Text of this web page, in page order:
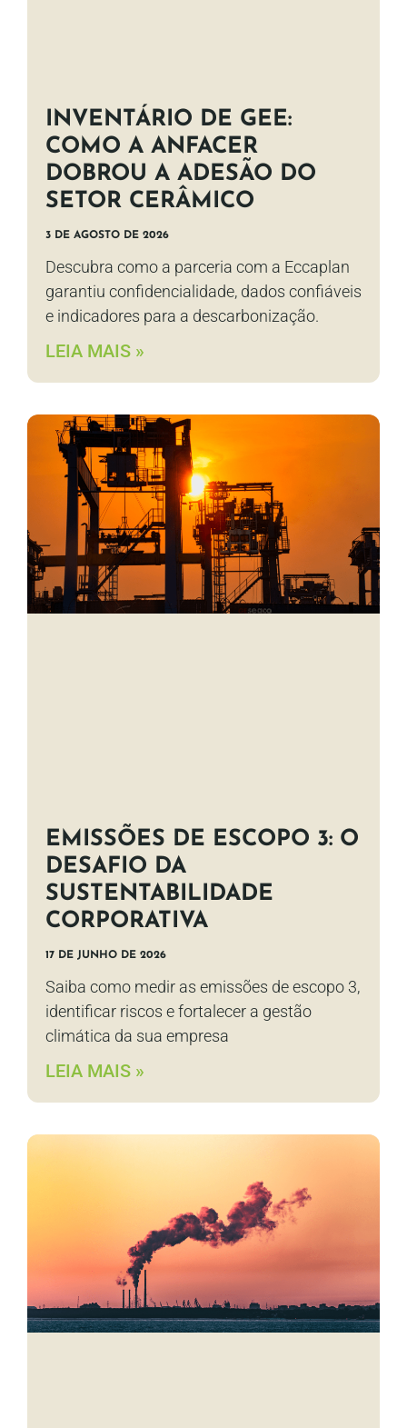
INVENTÁRIO DE GEE:
COMO A ANFACER
DOBROU A ADESÃO DO
SETOR CERÂMICO
3 DE AGOSTO DE 2026
Descubra como a parceria com a Eccaplan
garantiu confidencialidade, dados confiáveis
e indicadores para a descarbonização.
LEIA MAIS »
EMISSÕES DE ESCOPO 3: O
DESAFIO DA
SUSTENTABILIDADE
CORPORATIVA
17 DE JUNHO DE 2026
Saiba como medir as emissões de escopo 3,
identificar riscos e fortalecer a gestão
climática da sua empresa
LEIA MAIS »